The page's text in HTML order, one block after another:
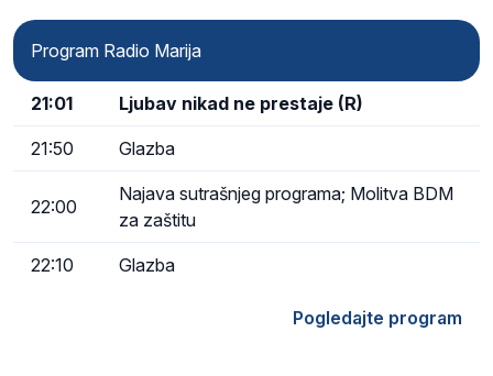
Program Radio Marija
21:01 Ljubav nikad ne prestaje (R)
21:50 Glazba
22:00
Najava sutrašnjeg programa; Molitva BDM
za zaštitu
22:10 Glazba
Pogledajte program